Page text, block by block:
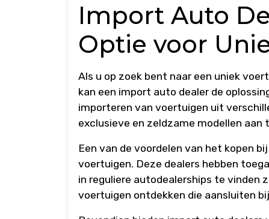
Import Auto
Optie voor
Als u op zoek bent naar een uniek
kan een import auto dealer de
importeren van voertuigen uit
exclusieve en zeldzame modellen aan
Een van de voordelen van het kopen
voertuigen. Deze dealers hebben
in reguliere autodealerships te vinden
voertuigen ontdekken die aansluiten